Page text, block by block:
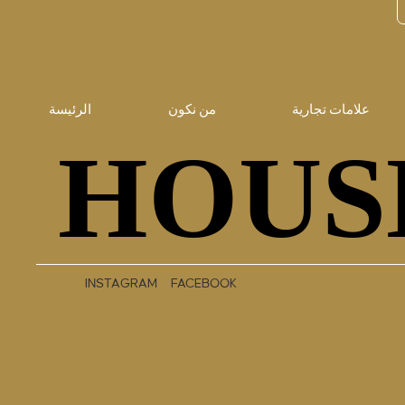
الرئيسة من نكون علامات تجارية
INSTAGRAM FACEBOOK